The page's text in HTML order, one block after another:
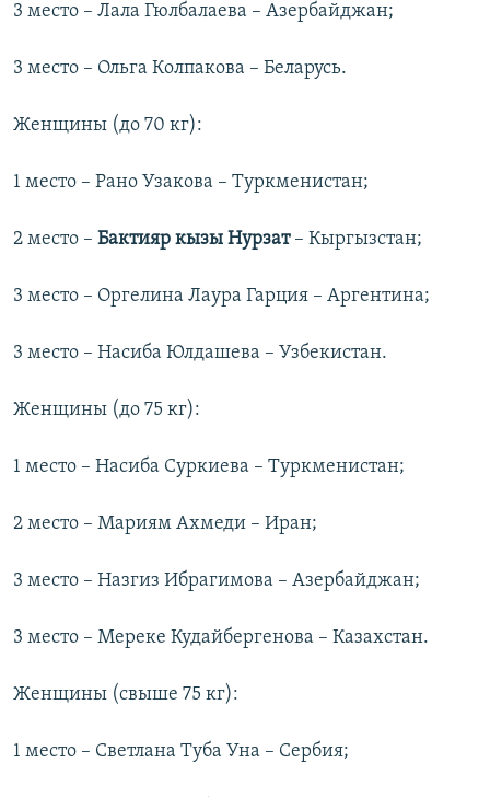
3 место – Лала Гюлбалаева – Азербайджан;
3 место – Ольга Колпакова – Беларусь.
Женщины (до 70 кг):
1 место – Рано Узакова – Туркменистан;
2 место – Бактияр кызы Нурзат– Кыргызстан;
3 место – Оргелина Лаура Гарция – Аргентина;
3 место – Насиба Юлдашева – Узбекистан.
Женщины (до 75 кг):
1 место – Насиба Суркиева – Туркменистан;
2 место – Мариям Ахмеди – Иран;
3 место – Назгиз Ибрагимова – Азербайджан;
3 место – Мереке Кудайбергенова – Казахстан.
Женщины (свыше 75 кг):
1 место – Светлана Туба Уна – Сербия;